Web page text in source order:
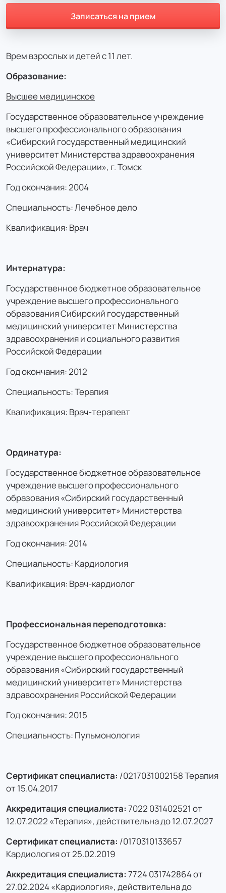
Записаться на прием
Врем взрослых и детей с 11 лет.
Образование:
Высшее медицинское
Государственное образовательное учреждение
высшего профессионального образования
«Сибирский государственный медицинский
университет Министерства здравоохранения
Российской Федерации», г. Томск
Год окончания: 2004
Специальность: Лечебное дело
Квалификация: Врач
Интернатура:
Государственное бюджетное образовательное
учреждение высшего профессионального
образования Сибирский государственный
медицинский университет Министерства
здравоохранения и социального развития
Российской Федерации
Год окончания: 2012
Специальность: Терапия
Квалификация: Врач-терапевт
Ординатура:
Государственное бюджетное образовательное
учреждение высшего профессионального
образования «Сибирский государственный
медицинский университет» Министерства
здравоохранения Российской Федерации
Год окончания: 2014
Специальность: Кардиология
Квалификация: Врач-кардиолог
Профессиональная переподготовка:
Государственное бюджетное образовательное
учреждение высшего профессионального
образования «Сибирский государственный
медицинский университет» Министерства
здравоохранения Российской Федерации
Год окончания: 2015
Специальность: Пульмонология
Сертификат специалиста: /0217031002158 Терапия
от 15.04.2017
Аккредитация специалиста: 7022 031402521 от
12.07.2022 «Терапия», действительна до 12.07.2027
Сертификат специалиста: /0170310133657
Кардиология от 25.02.2019
Аккредитация специалиста: 7724 031742864 от
27.02.2024 «Кардиология», действительна до